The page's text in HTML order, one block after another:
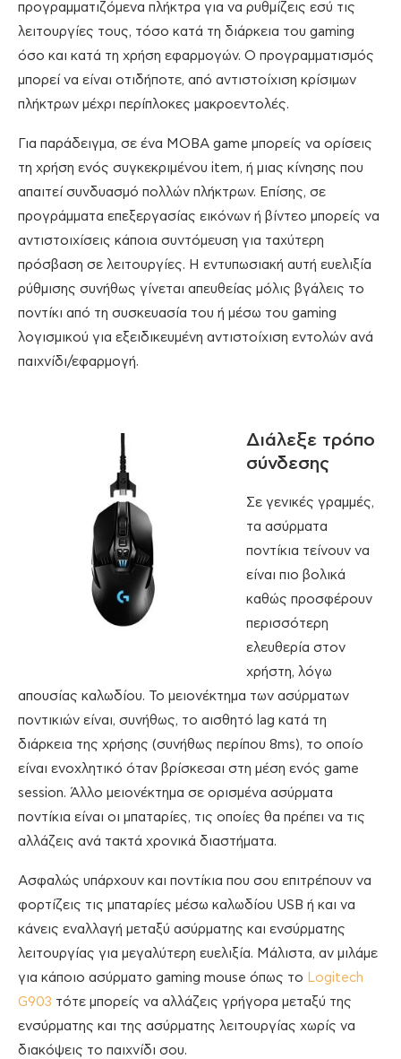
προγραμματιζόμενα πλήκτρα για να ρυθμίζεις εσύ τις
λειτουργίες τους, τόσο κατά τη διάρκεια του gaming
όσο και κατά τη χρήση εφαρμογών. Ο προγραμματισμός
μπορεί να είναι οτιδήποτε, από αντιστοίχιση κρίσιμων
πλήκτρων μέχρι περίπλοκες μακροεντολές.
Για παράδειγμα, σε ένα MOBA game μπορείς να ορίσεις
τη χρήση ενός συγκεκριμένου item, ή μιας κίνησης που
απαιτεί συνδυασμό πολλών πλήκτρων. Επίσης, σε
προγράμματα επεξεργασίας εικόνων ή βίντεο μπορείς να
αντιστοιχίσεις κάποια συντόμευση για ταχύτερη
πρόσβαση σε λειτουργίες. Η εντυπωσιακή αυτή ευελιξία
ρύθμισης συνήθως γίνεται απευθείας μόλις βγάλεις το
ποντίκι από τη συσκευασία του ή μέσω του gaming
λογισμικού για εξειδικευμένη αντιστοίχιση εντολών ανά
παιχνίδι/εφαρμογή.
Διάλεξε τρόπο
σύνδεσης
Σε γενικές γραμμές,
τα ασύρματα
ποντίκια τείνουν να
είναι πιο βολικά
καθώς προσφέρουν
περισσότερη
ελευθερία στον
χρήστη, λόγω
απουσίας καλωδίου. Το μειονέκτημα των ασύρματων
ποντικιών είναι, συνήθως, το αισθητό lag κατά τη
διάρκεια της χρήσης (συνήθως περίπου 8ms), το οποίο
είναι ενοχλητικό όταν βρίσκεσαι στη μέση ενός game
session. Άλλο μειονέκτημα σε ορισμένα ασύρματα
ποντίκια είναι οι μπαταρίες, τις οποίες θα πρέπει να τις
αλλάζεις ανά τακτά χρονικά διαστήματα.
Ασφαλώς υπάρχουν και ποντίκια που σου επιτρέπουν να
φορτίζεις τις μπαταρίες μέσω καλωδίου USB ή και να
κάνεις εναλλαγή μεταξύ ασύρματης και ενσύρματης
λειτουργίας για μεγαλύτερη ευελιξία. Μάλιστα, αν μιλάμε
για κάποιο ασύρματο gaming mouse όπως το Logitech
G903 τότε μπορείς να αλλάζεις γρήγορα μεταξύ της
ενσύρματης και της ασύρματης λειτουργίας χωρίς να
διακόψεις το παιχνίδι σου.